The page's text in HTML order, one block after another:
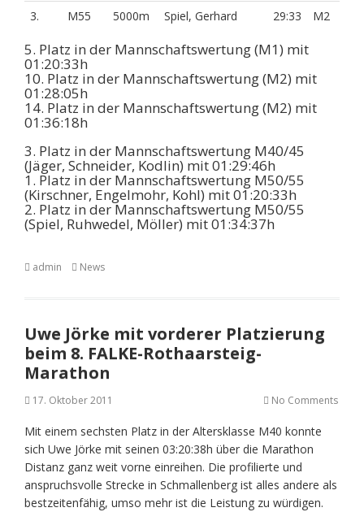
3.
M55 5000m Spiel, Gerhard 29:33 M2
5. Platz in der Mannschaftswertung (M1) mit
01:20:33h
10. Platz in der Mannschaftswertung (M2) mit
01:28:05h
14. Platz in der Mannschaftswertung (M2) mit
01:36:18h
3. Platz in der Mannschaftswertung M40/45
(Jäger, Schneider, Kodlin) mit 01:29:46h
1. Platz in der Mannschaftswertung M50/55
(Kirschner, Engelmohr, Kohl) mit 01:20:33h
2. Platz in der Mannschaftswertung M50/55
(Spiel, Ruhwedel, Möller) mit 01:34:37h
admin News
Uwe Jörke mit vorderer Platzierung
beim 8. FALKE-Rothaarsteig-
Marathon
17. Oktober 2011 No Comments
Mit einem sechsten Platz in der Altersklasse M40 konnte
sich Uwe Jörke mit seinen 03:20:38h über die Marathon
Distanz ganz weit vorne einreihen. Die profilierte und
anspruchsvolle Strecke in Schmallenberg ist alles andere als
bestzeitenfähig, umso mehr ist die Leistung zu würdigen.